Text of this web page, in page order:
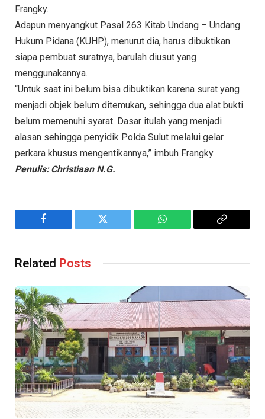
Frangky.
Adapun menyangkut Pasal 263 Kitab Undang – Undang
Hukum Pidana (KUHP), menurut dia, harus dibuktikan
siapa pembuat suratnya, barulah diusut yang
menggunakannya.
“Untuk saat ini belum bisa dibuktikan karena surat yang
menjadi objek belum ditemukan, sehingga dua alat bukti
belum memenuhi syarat. Dasar itulah yang menjadi
alasan sehingga penyidik Polda Sulut melalui gelar
perkara khusus mengentikannya,” imbuh Frangky.
Penulis: Christiaan N.G.
Facebook Twitter WhatsApp
Copy
Related Posts